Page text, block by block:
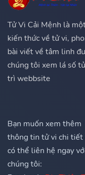
Tử Vi Cải Mệnh là
kiến thức về tử vi,
bài viết về tâm linh
chúng tôi xem lá số
trì webbsite
Bạn muốn xem thêm
thông tin tử vi chi tiết
có thể liên hệ ngay
chúng tôi: